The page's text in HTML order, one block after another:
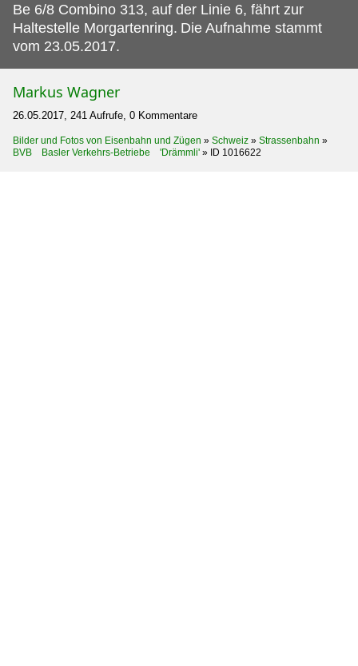
Be 6/8 Combino 313, auf der Linie 6, fährt zur
Haltestelle Morgartenring. Die Aufnahme stammt
vom 23.05.2017.
Markus Wagner
26.05.2017, 241 Aufrufe, 0 Kommentare
Bilder und Fotos von Eisenbahn und Zügen » Schweiz » Strassenbahn »
BVB Basler Verkehrs-Betriebe 'Drämmli' » ID 1016622